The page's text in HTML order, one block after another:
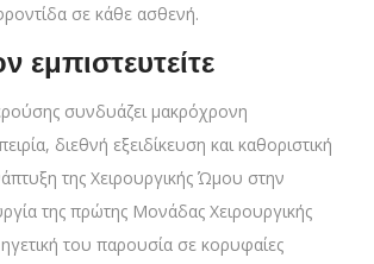
σε κάθε ασθενή.
εμπιστευτείτε
συνδυάζει μακρόχρονη
διεθνή εξειδίκευση και καθοριστική
της Χειρουργικής Ώμου στην
της πρώτης Μονάδας Χειρουργικής
του παρουσία σε κορυφαίες